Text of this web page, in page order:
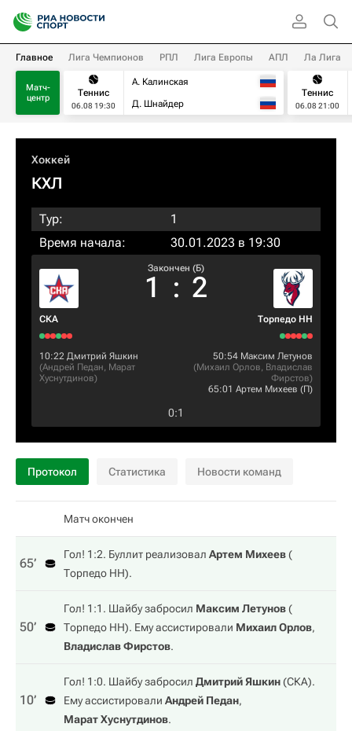
Главное Лига Чемпионов РПЛ Лига Европы АПЛ Ла Лига
Матч-
центр
Теннис
06.08 19:30
А. Калинская
Д. Шнайдер
Теннис
06.08 21:00
Хоккей
КХЛ
Тур:
1
Время начала:
30.01.2023 в 19:30
СКА
Закончен (Б)
1 : 2
Торпедо НН
10:22 Дмитрий Яшкин
(Андрей Педан, Марат
Хуснутдинов)
50:54 Максим Летунов
(Михаил Орлов, Владислав
Фирстов)
65:01 Артем Михеев (П)
0:1
Протокол Статистика Новости команд
Матч окончен
65‎’‎
Гол! 1:2. Буллит реализовал Артем Михеев(
Торпедо НН).
50‎’‎
Гол! 1:1. Шайбу забросил Максим Летунов(
Торпедо НН). Ему ассистировали Михаил Орлов,
Владислав Фирстов.
10‎’‎
Гол! 1:0. Шайбу забросил Дмитрий Яшкин(СКА).
Ему ассистировали Андрей Педан,
Марат Хуснутдинов.